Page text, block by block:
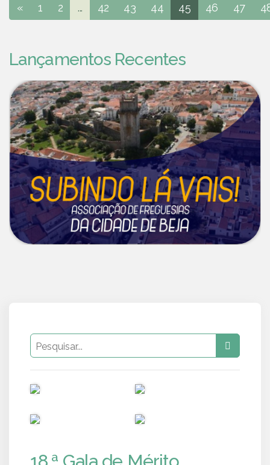
« 1 2 ... 42 43 44 45 46 47
Lançamentos Recentes